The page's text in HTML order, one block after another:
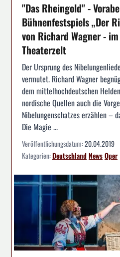
"Das Rheingold" -
Bühnenfestspiels „Der
von Richard Wagner -
Theaterzelt
Der Ursprung des
vermutet. Richard Wagner
dem mittelhochdeutschen
nordische Quellen auch die
Nibelungenschatzes erzählen –
Die Magie ...
Veröffentlichungsdatum:20.04.2019
Kategorien:DeutschlandNewsOper